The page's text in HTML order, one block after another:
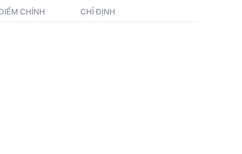
CHÍNH CHỈ ĐỊNH